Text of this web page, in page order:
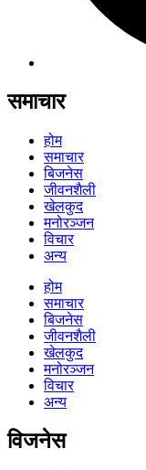
समाचार
होम
समाचार
बिजनेस
जीवनशैली
खेलकुद
मनोरञ्जन
विचार
अन्य
होम
समाचार
बिजनेस
जीवनशैली
खेलकुद
मनोरञ्जन
विचार
अन्य
विजनेस